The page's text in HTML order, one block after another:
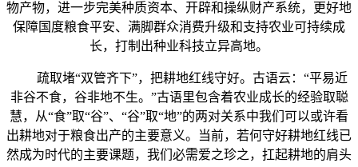
物产物，进一步完美种质资本、开辟和操纵财产系统，更好地
保障国度粮食平安、满脚群众消费升级和支持农业可持续成
长，打制出种业科技立异高地。
疏取堵“双管齐下”，把耕地红线守好。古语云：“平易近
非谷不食，谷非地不生。”古语里包含着农业成长的经验取聪
慧，从“食”取“谷”、“谷”取“地”的两对关系中我们可以或许看
出耕地对于粮食出产的主要意义。当前，若何守好耕地红线已
然成为时代的主要课题，我们必需爱之珍之，扛起耕地的肩头